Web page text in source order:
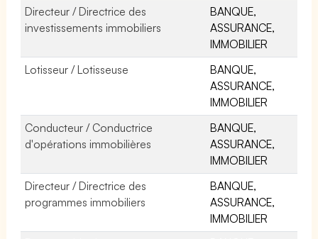
Directeur / Directrice des
investissements immobiliers
BANQUE,
ASSURANCE,
IMMOBILIER
Lotisseur / Lotisseuse
BANQUE,
ASSURANCE,
IMMOBILIER
Conducteur / Conductrice
d'opérations immobilières
BANQUE,
ASSURANCE,
IMMOBILIER
Directeur / Directrice des
programmes immobiliers
BANQUE,
ASSURANCE,
IMMOBILIER